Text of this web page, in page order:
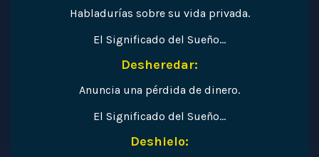
Habladurías sobre su vida privada.
El Significado del Sueño…
Desheredar:
Anuncia una pérdida de dinero.
El Significado del Sueño…
Deshielo: